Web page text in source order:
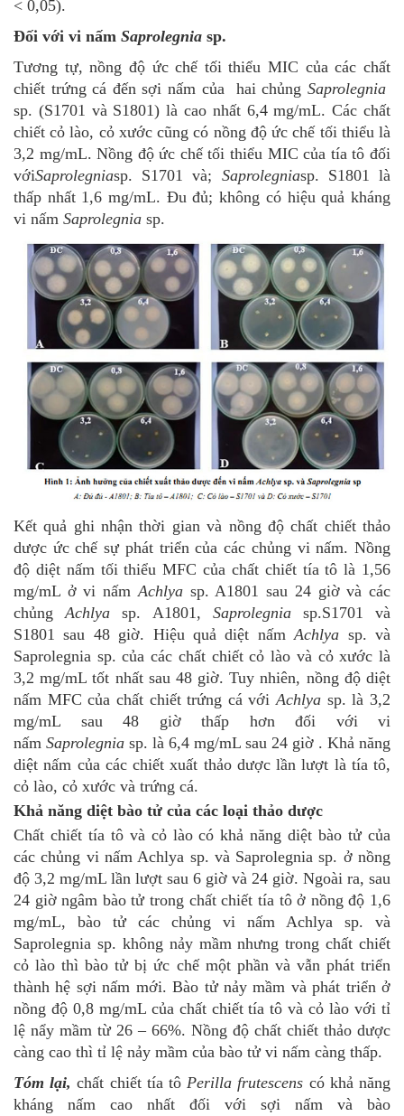
< 0,05).
Đối với vi nấm Saprolegnia sp.
Tương tự, nồng độ ức chế tối thiểu MIC của các chất
chiết trứng cá đến sợi nấm của hai chủng Saprolegnia
sp. (S1701 và S1801) là cao nhất 6,4 mg/mL. Các chất
chiết cỏ lào, cỏ xước cũng có nồng độ ức chế tối thiểu là
3,2 mg/mL. Nồng độ ức chế tối thiểu MIC của tía tô đối
vớiSaprolegniasp. S1701 và; Saprolegniasp. S1801 là
thấp nhất 1,6 mg/mL. Đu đủ; không có hiệu quả kháng
vi nấm Saprolegnia sp.
Kết quả ghi nhận thời gian và nồng độ chất chiết thảo
dược ức chế sự phát triển của các chủng vi nấm. Nồng
độ diệt nấm tối thiểu MFC của chất chiết tía tô là 1,56
mg/mL ở vi nấmAchlyasp. A1801 sau 24 giờ và các
chủngAchlya sp. A1801, Saprolegniasp.S1701 và
S1801 sau 48 giờ. Hiệu quả diệt nấmAchlya sp. và
Saprolegnia sp. của các chất chiết cỏ lào và cỏ xước là
3,2 mg/mL tốt nhất sau 48 giờ. Tuy nhiên, nồng độ diệt
nấm MFC của chất chiết trứng cá vớiAchlya sp. là 3,2
mg/mL sau 48 giờ thấp hơn đối với vi
nấm Saprolegnia sp. là 6,4 mg/mL sau 24 giờ . Khả năng
diệt nấm của các chiết xuất thảo dược lần lượt là tía tô,
cỏ lào, cỏ xước và trứng cá.
Khả năng diệt bào tử của các loại thảo dược
Chất chiết tía tô và cỏ lào có khả năng diệt bào tử của
các chủng vi nấm Achlya sp. và Saprolegnia sp. ở nồng
độ 3,2 mg/mL lần lượt sau 6 giờ và 24 giờ. Ngoài ra, sau
24 giờ ngâm bào tử trong chất chiết tía tô ở nồng độ 1,6
mg/mL, bào tử các chủng vi nấm Achlya sp. và
Saprolegnia sp. không nảy mầm nhưng trong chất chiết
cỏ lào thì bào tử bị ức chế một phần và vẫn phát triển
thành hệ sợi nấm mới. Bào tử nảy mầm và phát triển ở
nồng độ 0,8 mg/mL của chất chiết tía tô và cỏ lào với tỉ
lệ nẩy mầm từ 26 – 66%. Nồng độ chất chiết thảo dược
càng cao thì tỉ lệ nảy mầm của bào tử vi nấm càng thấp.
Tóm lại, chất chiết tía tôPerilla frutescens có khả năng
kháng nấm cao nhất đối với sợi nấm và bào